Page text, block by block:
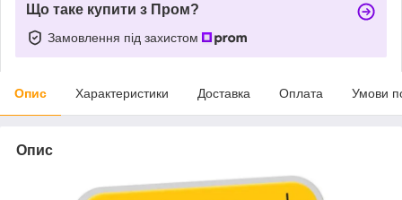
Що таке купити з Пром?
Замовлення під захистом
Опис Характеристики Доставка Оплата Умови
Опис